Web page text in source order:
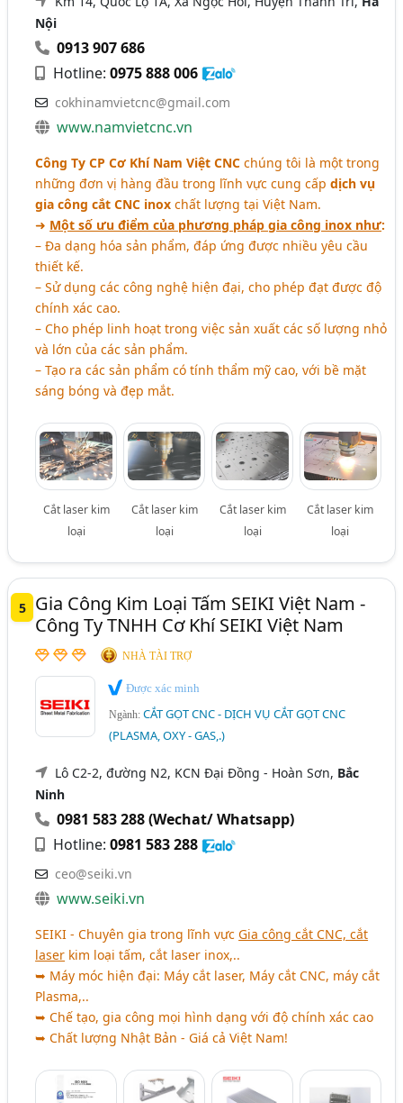
Nội
0913 907 686
Hotline:0975 888 006
cokhinamvietcnc@gmail.com
www.namvietcnc.vn
Công Ty CP Cơ Khí Nam Việt CNC chúng tôi là một trong
những đơn vị hàng đầu trong lĩnh vực cung cấpdịch vụ
gia công cắt CNC inox chất lượng tại Việt Nam.
➜ Một số ưu điểm của phương pháp gia công inox như:
– Đa dạng hóa sản phẩm, đáp ứng được nhiều yêu cầu
thiết kế.
– Sử dụng các công nghệ hiện đại, cho phép đạt được độ
chính xác cao.
– Cho phép linh hoạt trong việc sản xuất các số lượng nhỏ
và lớn của các sản phẩm.
– Tạo ra các sản phẩm có tính thẩm mỹ cao, với bề mặt
sáng bóng và đẹp mắt.
Cắt laser kim
loại
Cắt laser kim
loại
Cắt laser kim
loại
Cắt laser kim
loại
5
Gia Công Kim Loại Tấm SEIKI Việt Nam -
Công Ty TNHH Cơ Khí SEIKI Việt Nam
NHÀ TÀI TRỢ
Được xác minh
Ngành:CẮT GỌT CNC - DỊCH VỤ CẮT GỌT CNC
(PLASMA, OXY - GAS,.)
Lô C2-2, đường N2, KCN Đại Đồng - Hoàn Sơn, Bắc
Ninh
0981 583 288 (Wechat/ Whatsapp)
Hotline:0981 583 288
ceo@seiki.vn
www.seiki.vn
SEIKI - Chuyên gia trong lĩnh vựcGia công cắt CNC, cắt
laser kim loại tấm, cắt laser inox,..
➥ Máy móc hiện đại: Máy cắt laser, Máy cắt CNC, máy cắt
Plasma,..
➥ Chế tạo, gia công mọi hình dạng với độ chính xác cao
➥ Chất lượng Nhật Bản - Giá cả Việt Nam!